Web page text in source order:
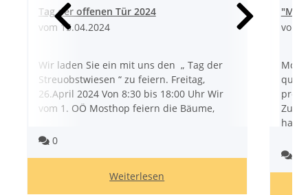
Tag der offenen Tür 2024
vom15.04.2024
Wir laden Sie ein mit uns den „ Tag der
Streuobstwiesen “ zu feiern. Freitag,
26.April 2024 Von 8:30 bis 18:00 Uhr Wir
vom 1. OÖ Mosthop feiern die Bäume,
Kommentare
0
Weiterlesen
vom
Most